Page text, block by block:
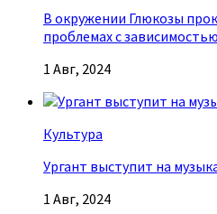
В окружении Глюкозы
проблемах с зависимостью
1 Авг, 2024
Культура
Ургант выступит на
1 Авг, 2024